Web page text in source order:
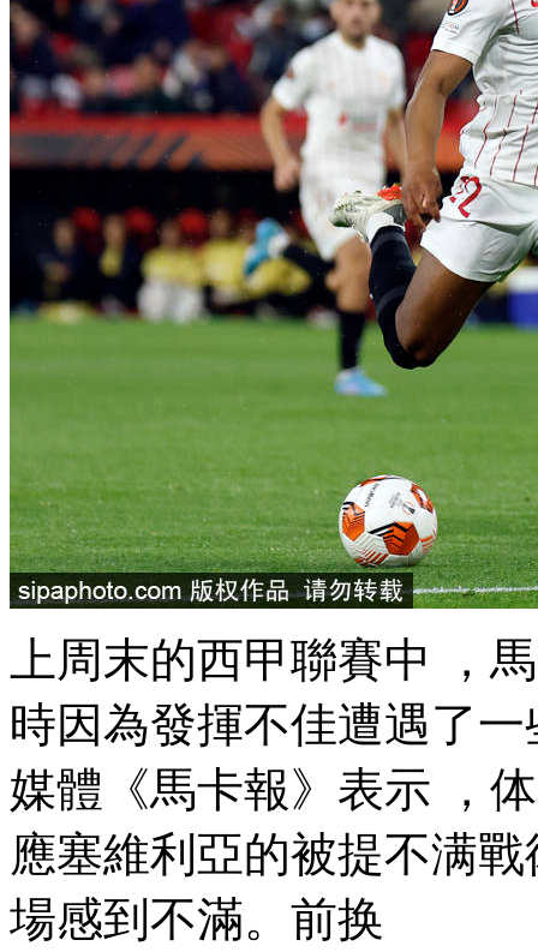
上周末的西甲聯賽中 ，
時因為發揮不佳遭遇了
媒體《馬卡報》表示  
應塞維利亞的被提不满戰
場感到不滿。前换